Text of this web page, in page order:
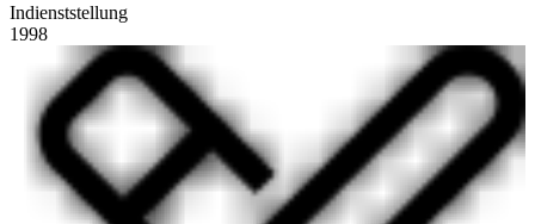
Indienststellung
1998